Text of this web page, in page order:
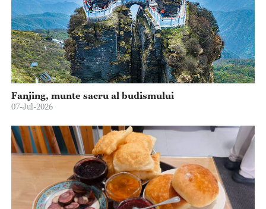
Fanjing, munte sacru al budismului
07-Jul-2026